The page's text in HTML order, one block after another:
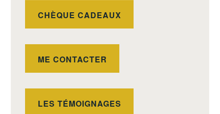
CHÈQUE CADEAUX
ME CONTACTER
LES TÉMOIGNAGES